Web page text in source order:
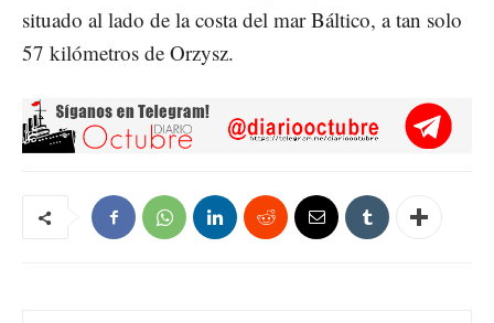
situado al lado de la costa del mar Báltico, a tan solo
57 kilómetros de Orzysz.